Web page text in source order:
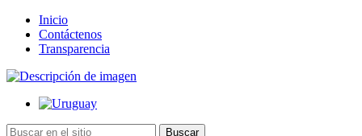
Inicio
Contáctenos
Transparencia